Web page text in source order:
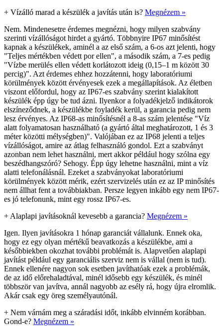
+ Vízálló marad a készülék a javítás után is? Megnézem »
Nem. Mindenesetre érdemes megnézni, hogy milyen szabvány
szerinti vízállóságot hirdet a gyártó. Többnyire IP67 minősítést
kapnak a készülékek, aminél a az első szám, a 6-os azt jelenti, hogy
"Teljes mértékben védett por ellen", a második szám, a 7-es pedig
"Vízbe merülés ellen védett korlátozott ideig (0,15–1 m között 30
percig)". Azt érdemes ehhez hozzátenni, hogy laboratóriumi
körülmények között érvényesek ezek a megállapítások. Az életben
viszont előfordul, hogy az IP67-es szabvány szerint kialakított
készülék épp úgy be tud ázni. Ilyenkor a folyadékjelző indikátorok
elszíneződnek, a készülékbe foyladék kerül, a garancia pedig nem
lesz érvényes. Az IP68-as minősítésnél a 8-as szám jelentése "Víz
alatt folyamatosan használható (a gyártó által meghatározott, 1 és 3
méter közötti mélységben)". Valójában ez az IP68 jelenti a teljes
vízállóságot, amire az átlag felhasználó gondol. Ezt a szabványt
azonban nem lehet használni, mert akkor például hogy szólna egy
beszédhangszóró? Sehogy. Épp úgy lehetne használni, mint a víz
alatti telefonálásnál. Ezeket a szabványokat laboratóriumi
körülmények között mérik, ezért szervizelés után ez az IP minősítés
nem állhat fent a továbbiakban. Persze legyen inkább egy nem IP67-
es jó telefonunk, mint egy rossz IP67-es.
+ Alaplapi javításoknál kevesebb a garancia? Megnézem »
Igen. Ilyen javításokra 1 hónap garanciát vállalunk. Ennek oka,
hogy ez egy olyan mértékű beavatkozás a készülékbe, ami a
későbbiekben okozhat további problémát is. Alapvetően alaplapi
javítást például egy garanciális szerviz nem is vállal (nem is tud).
Ennek ellenére nagyon sok esetben javíthatóak ezek a problémák,
de az idő előrehaladtával, minél idősebb egy készülék, és minél
többször van javítva, annál nagyobb az esély rá, hogy újra elromlik.
Akár csak egy öreg személyautónál.
+ Nem várnám meg a száradási időt, inkább elvinném korábban.
Gond-e? Megnézem »